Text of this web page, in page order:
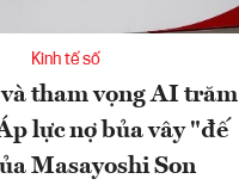
Kinh tế số
tham vọng AI trăm
lực nợ bủa vây "đế
Masayoshi Son